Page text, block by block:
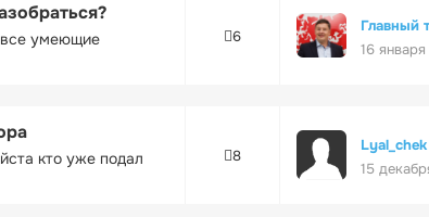
все умеющие
6
Главный
16
кто уже подал
8
Lyal_chek
15